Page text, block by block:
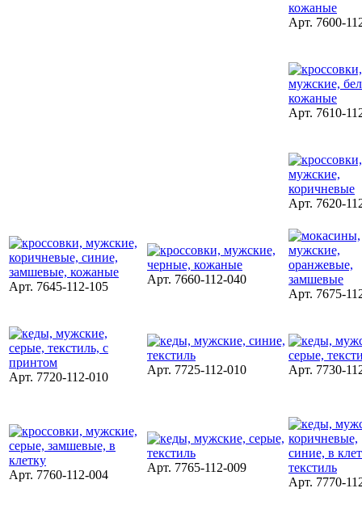
Арт. 7600-
Арт. 7610-
Арт. 7620-
Арт. 7645-112-105
Арт. 7660-112-040
Арт. 7675-
Арт. 7720-112-010
Арт. 7725-112-010 Арт. 7730-
Арт. 7760-112-004
Арт. 7765-112-009
Арт. 7770-